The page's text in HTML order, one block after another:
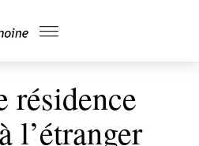
résidence
l’étranger